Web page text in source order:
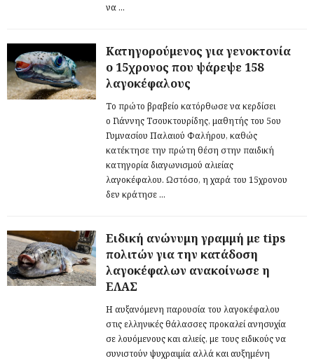
να ...
Κατηγορούμενος για γενοκτονία
ο 15χρονος που ψάρεψε 158
λαγοκέφαλους
Το πρώτο βραβείο κατόρθωσε να κερδίσει
ο Γιάννης Τσουκτουρίδης, μαθητής του 5ου
Γυμνασίου Παλαιού Φαλήρου, καθώς
κατέκτησε την πρώτη θέση στην παιδική
κατηγορία διαγωνισμού αλιείας
λαγοκέφαλου. Ωστόσο, η χαρά του 15χρονου
δεν κράτησε ...
Ειδική ανώνυμη γραμμή με tips
πολιτών για την κατάδοση
λαγοκέφαλων ανακοίνωσε η
ΕΛΑΣ
Η αυξανόμενη παρουσία του λαγοκέφαλου
στις ελληνικές θάλασσες προκαλεί ανησυχία
σε λουόμενους και αλιείς, με τους ειδικούς να
συνιστούν ψυχραιμία αλλά και αυξημένη